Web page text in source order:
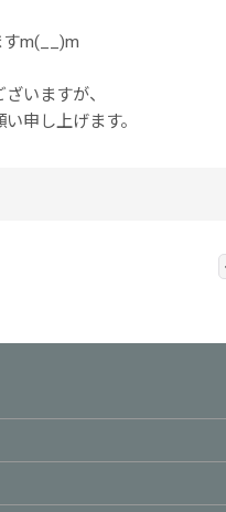
m(__)m
いますが、
申し上げます。